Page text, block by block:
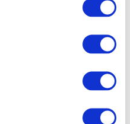
Todos los